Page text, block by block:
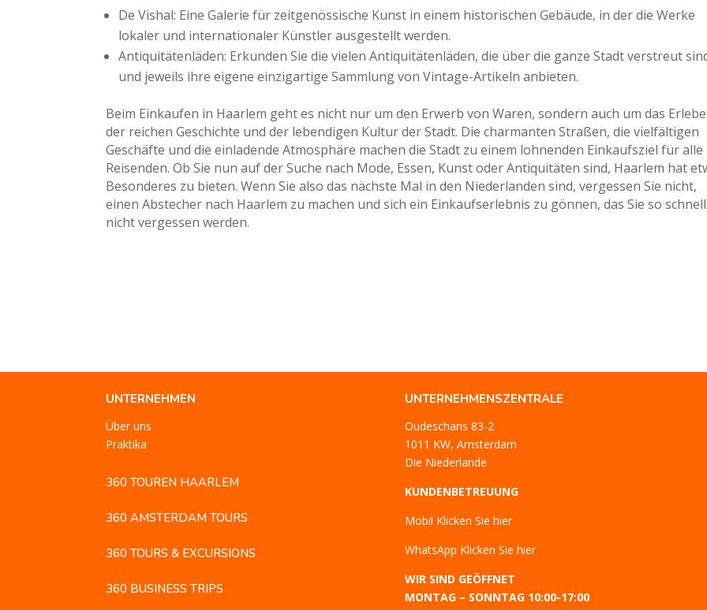
De Vishal: Eine Galerie für zeitgenössische Kunst in einem historischen Gebäude, in der die Werke
lokaler und internationaler Künstler ausgestellt werden.
Antiquitätenläden: Erkunden Sie die vielen Antiquitätenläden, die über die ganze Stadt verstreut
und jeweils ihre eigene einzigartige Sammlung von Vintage-Artikeln anbieten.
Beim Einkaufen in Haarlem geht es nicht nur um den Erwerb von Waren, sondern auch um das
der reichen Geschichte und der lebendigen Kultur der Stadt. Die charmanten Straßen, die vielfältigen
Geschäfte und die einladende Atmosphäre machen die Stadt zu einem lohnenden Einkaufsziel für alle
Reisenden. Ob Sie nun auf der Suche nach Mode, Essen, Kunst oder Antiquitäten sind, Haarlem hat
Besonderes zu bieten. Wenn Sie also das nächste Mal in den Niederlanden sind, vergessen Sie nicht,
einen Abstecher nach Haarlem zu machen und sich ein Einkaufserlebnis zu gönnen, das Sie so schnell
nicht vergessen werden.
UNTERNEHMEN
Über uns
Praktika
360 TOUREN HAARLEM
360 AMSTERDAM TOURS
360 TOURS & EXCURSIONS
360 BUSINESS TRIPS
UNTERNEHMENSZENTRALE
Oudeschans 83-2
1011 KW, Amsterdam
Die Niederlande
KUNDENBETREUUNG
Mobil Klicken Sie hier
WhatsApp Klicken Sie hier
WIR SIND GEÖFFNET
MONTAG – SONNTAG 10:00-17:00